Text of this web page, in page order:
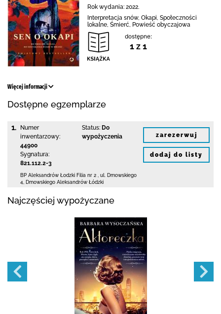
Rok wydania: 2022.
Interpretacja snów, Okapi, Społeczności
lokalne, Śmierć, Powieść obyczajowa
dostępne:
1 z 1
Więcej informacji
Dostępne egzemplarze
1.
Numer
inwentarzowy:
44900
Sygnatura:
821.112.2-3
Status: Do
wypożyczenia
BP Aleksandrów Łodzki Filia nr 2
ul. Dmowskiego
4 Dmowskiego Aleksandrów Łódzki
zarezerwuj
dodaj do listy
Najczęściej wypożyczane